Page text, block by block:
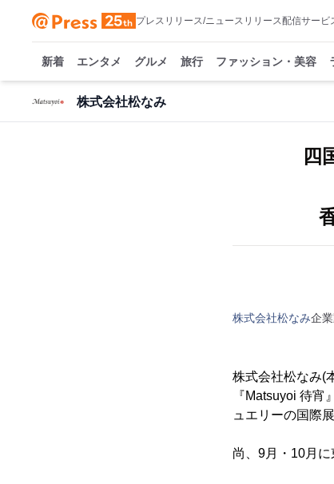
プレスリリース/ニュースリリース配信サービ
新着 エンタメ グルメ 旅行 ファッション・美容
株式会社松なみ
四
株式会社松なみ企
株式会社松なみ(
『Matsuyoi 待
ュエリーの国際
尚、9月・10月に